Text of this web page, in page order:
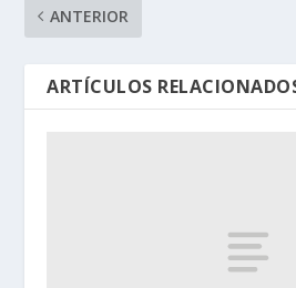
ANTERIOR
ARTÍCULOS